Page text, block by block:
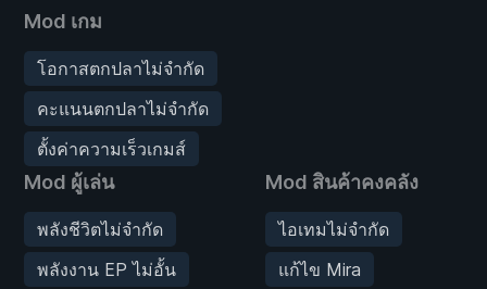
Mod เกม
โอกาสตกปลาไม่จำกัด
คะแนนตกปลาไม่จำกัด
ตั้งค่าความเร็วเกมส์
Mod ผู้เล่น
พลังชีวิตไม่จำกัด
พลังงาน EP ไม่อั้น
Mod สินค้าคงคลัง
ไอเทมไม่จำกัด
แก้ไข Mira